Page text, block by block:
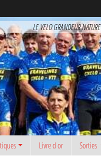
LE VELO GRANDEUR NATURE
Livre d or Sorties